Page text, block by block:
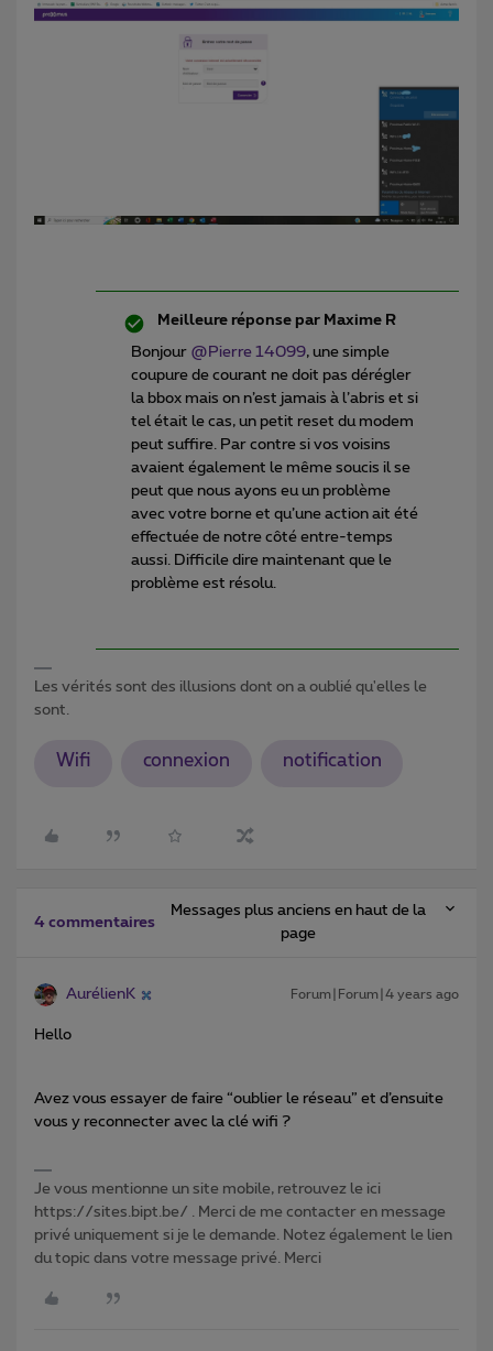
Meilleure réponse par Maxime R
Bonjour @Pierre 14099, une simple
coupure de courant ne doit pas dérégler
la bbox mais on n’est jamais à l’abris et si
tel était le cas, un petit reset du modem
peut suffire. Par contre si vos voisins
avaient également le même soucis il se
peut que nous ayons eu un problème
avec votre borne et qu’une action ait été
effectuée de notre côté entre-temps
aussi. Difficile dire maintenant que le
problème est résolu.
Les vérités sont des illusions dont on a oublié qu'elles le
sont.
Wifi connexion notification
4 commentaires
Messages plus anciens en haut de la
page
AurélienK Forum|Forum|4 years ago
Hello
Avez vous essayer de faire “oublier le réseau” et d’ensuite
vous y reconnecter avec la clé wifi ?
Je vous mentionne un site mobile, retrouvez le ici
https://sites.bipt.be/ . Merci de me contacter en message
privé uniquement si je le demande. Notez également le lien
du topic dans votre message privé. Merci